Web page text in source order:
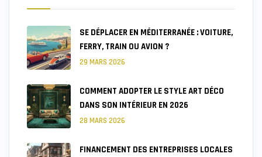
SE DÉPLACER EN MÉDITERRANÉE : VOITURE,
FERRY, TRAIN OU AVION ?
29 MARS 2026
COMMENT ADOPTER LE STYLE ART DÉCO
DANS SON INTÉRIEUR EN 2026
28 MARS 2026
FINANCEMENT DES ENTREPRISES LOCALES